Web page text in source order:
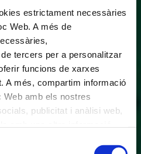
estrictament necessàries
Web. A més de
tercers per a personalitzar
funcions de xarxes
A més, compartim informació
amb els nostres
publicitat i anàlisi web,